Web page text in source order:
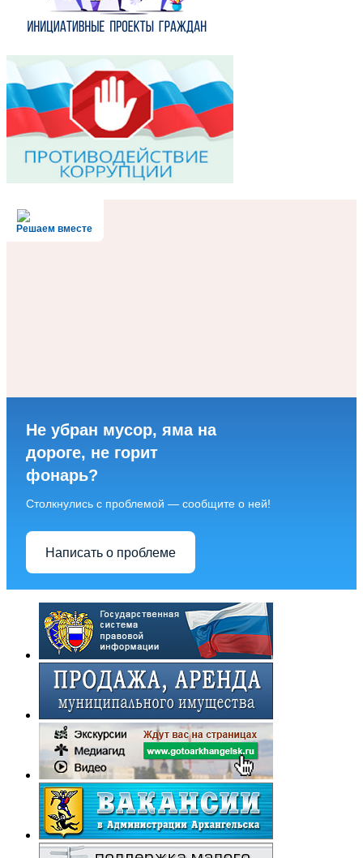
Решаем вместе
Не убран мусор, яма на
дороге, не горит
фонарь?
Столкнулись с проблемой — сообщите о ней!
Написать о проблеме